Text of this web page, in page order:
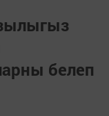
белеп